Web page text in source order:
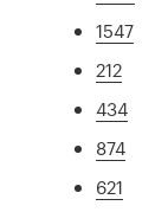
1547
212
434
874
621